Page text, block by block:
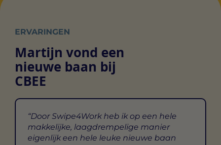
ERVARINGEN
Martijn vond een
nieuwe baan bij
CBEE
Door Swipe4Work heb ik op een hele
makkelijke, laagdrempelige manier
eigenlijk een hele leuke nieuwe baan